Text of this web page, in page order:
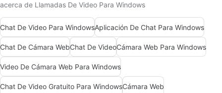
acerca de Llamadas De Video Para Windows
Chat De Video Para WindowsAplicación De Chat Para Windows
Chat De Cámara WebChat De VideoCámara Web Para Windows
Video De Cámara Web Para Windows
Chat De Video Gratuito Para WindowsCámara Web